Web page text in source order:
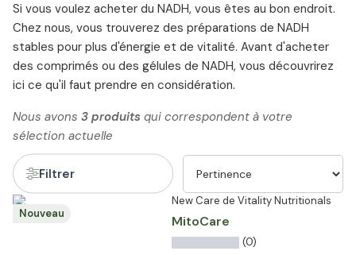
Si vous voulez acheter du NADH, vous êtes au bon endroit.
Chez nous, vous trouverez des préparations de NADH
stables pour plus d'énergie et de vitalité. Avant d'acheter
des comprimés ou des gélules de NADH, vous découvrirez
ici ce qu'il faut prendre en considération.
Nous avons 3 produits qui correspondent à votre
sélection actuelle
Filtrer
Nouveau
New Care de Vitality Nutritionals
MitoCare
(0)